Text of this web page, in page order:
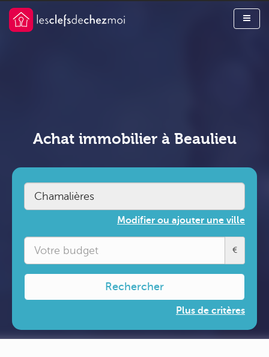
Achat immobilier à Beaulieu
Modifier ou ajouter une ville
€
Rechercher
Plus de critères